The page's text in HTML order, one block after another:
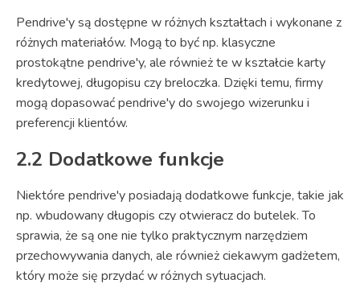
Pendrive'y są dostępne w różnych kształtach i wykonane z
różnych materiałów. Mogą to być np. klasyczne
prostokątne pendrive'y, ale również te w kształcie karty
kredytowej, długopisu czy breloczka. Dzięki temu, firmy
mogą dopasować pendrive'y do swojego wizerunku i
preferencji klientów.
2.2 Dodatkowe funkcje
Niektóre pendrive'y posiadają dodatkowe funkcje, takie jak
np. wbudowany długopis czy otwieracz do butelek. To
sprawia, że są one nie tylko praktycznym narzędziem
przechowywania danych, ale również ciekawym gadżetem,
który może się przydać w różnych sytuacjach.